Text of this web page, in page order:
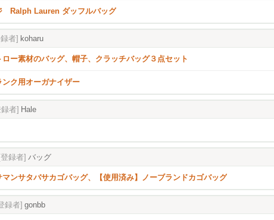
Ralph Lauren ダッフルバッグ
者] koharu
ー素材のバッグ、帽子、クラッチバッグ３点セット
ク用オーガナイザー
録者] Hale
[登録者] バッグ
マンサタバサカゴバッグ、【使用済み】ノーブランドカゴバッグ
録者] gonbb